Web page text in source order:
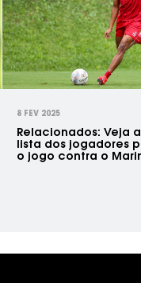
8 FEV 2025
Relacionados: Veja a
lista dos jogadores
o jogo contra o